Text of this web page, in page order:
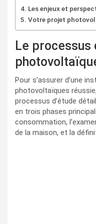
Les enjeux et
Votre projet
Le processus
Pour s’assurer d’une
photovoltaïques
processus d’étude
en trois phases
consommation,
de la maison, et la